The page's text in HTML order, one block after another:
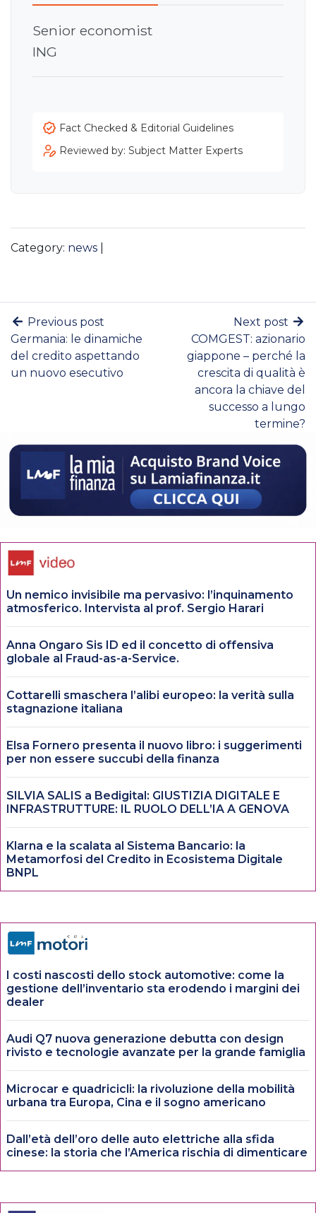
Senior economist
ING
Fact Checked & Editorial Guidelines
Reviewed by: Subject Matter Experts
Category: news
Previous post
Germania: le dinamiche
del credito aspettando
un nuovo esecutivo
Next post
COMGEST: azionario
giappone – perché la
crescita di qualità è
ancora la chiave del
successo a lungo
termine?
Un nemico invisibile ma pervasivo: l’inquinamento
atmosferico. Intervista al prof. Sergio Harari
Anna Ongaro Sis ID ed il concetto di offensiva
globale al Fraud-as-a-Service.
Cottarelli smaschera l’alibi europeo: la verità sulla
stagnazione italiana
Elsa Fornero presenta il nuovo libro: i suggerimenti
per non essere succubi della finanza
SILVIA SALIS a Bedigital: GIUSTIZIA DIGITALE E
INFRASTRUTTURE: IL RUOLO DELL’IA A GENOVA
Klarna e la scalata al Sistema Bancario: la
Metamorfosi del Credito in Ecosistema Digitale
BNPL
I costi nascosti dello stock automotive: come la
gestione dell’inventario sta erodendo i margini dei
dealer
Audi Q7 nuova generazione debutta con design
rivisto e tecnologie avanzate per la grande famiglia
Microcar e quadricicli: la rivoluzione della mobilità
urbana tra Europa, Cina e il sogno americano
Dall’età dell’oro delle auto elettriche alla sfida
cinese: la storia che l’America rischia di dimenticare